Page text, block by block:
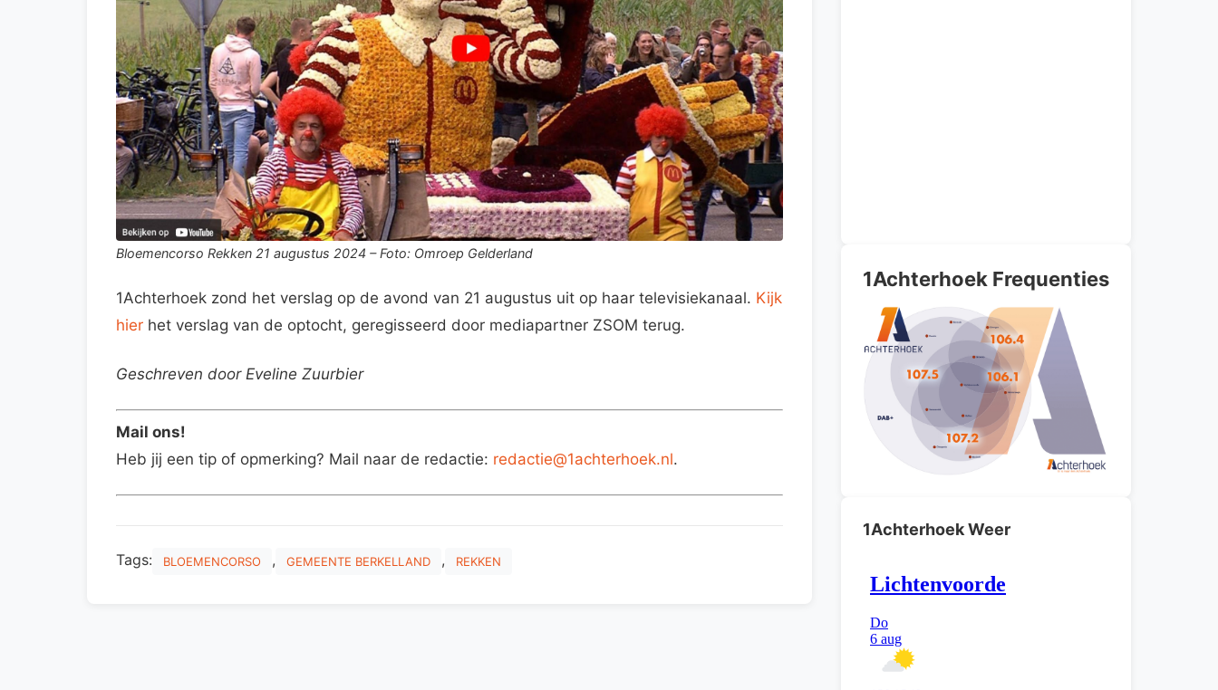
Bloemencorso Rekken 21 augustus 2024 – Foto: Omroep Gelderland
1Achterhoek zond het verslag op de avond van 21 augustus uit op haar televisiekanaal. Kijk
hier het verslag van de optocht, geregisseerd door mediapartner ZSOM terug.
Geschreven door Eveline Zuurbier
Mail ons!
Heb jij een tip of opmerking? Mail naar de redactie: redactie@1achterhoek.nl.
Tags: BLOEMENCORSO , GEMEENTE BERKELLAND , REKKEN
1Achterhoek Frequenties
1Achterhoek Weer